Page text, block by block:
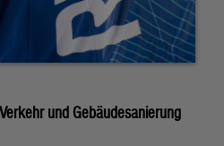
und Gebäudesanierung